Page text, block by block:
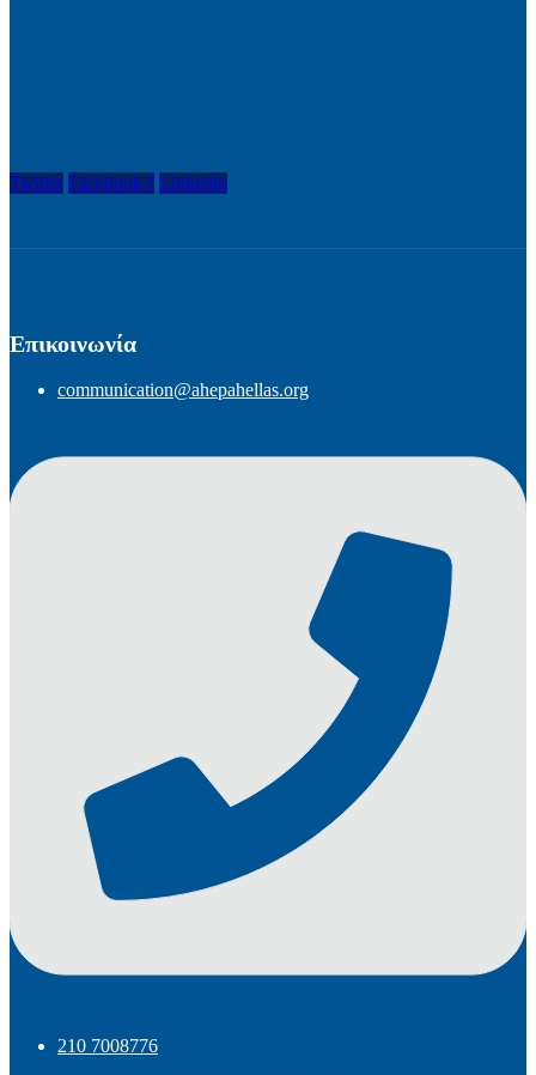
Twitter Facebook-f Linkedin
Επικοινωνία
communication@ahepahellas.org
210 7008776